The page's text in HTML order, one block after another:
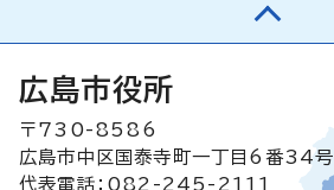
広島市役所
〒730-8586
広島市中区国泰寺町一丁目6番34号
代表電話：082-245-2111